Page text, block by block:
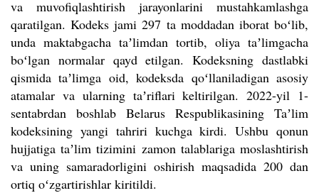
va muvofiqlashtirish jarayonlarini mustahkamlashga
qaratilgan. Kodeks jami 297 ta moddadan iborat boʻlib,
unda maktabgacha taʼlimdan tortib, oliya taʼlimgacha
boʻlgan normalar qayd etilgan. Kodeksning dastlabki
qismida taʼlimga oid, kodeksda qoʻllaniladigan asosiy
atamalar va ularning taʼriflari keltirilgan. 2022-yil 1-
sentabrdan boshlab Belarus Respublikasining Taʼlim
kodeksining yangi tahriri kuchga kirdi. Ushbu qonun
hujjatiga taʼlim tizimini zamon talablariga moslashtirish
va uning samaradorligini oshirish maqsadida 200 dan
ortiq oʻzgartirishlar kiritildi.